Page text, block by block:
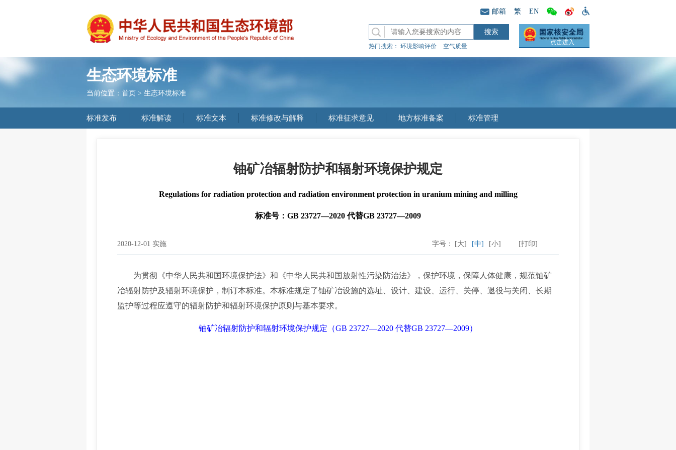
邮箱 繁 EN
热门搜索： 环境影响评价 空气质量
点击进入
生态环境标准
当前位置： 首页 > 生态环境标准
标准发布 标准解读 标准文本 标准修改与解释 标准征求意见 地方标准备案 标准管理
铀矿冶辐射防护和辐射环境保护规定
Regulations for radiation protection and radiation environment protection in uranium mining and milling
标准号：GB 23727—2020 代替GB 23727—2009
2020-12-01 实施 [打印]
字号： [大] [中] [小]
为贯彻《中华人民共和国环境保护法》和《中华人民共和国放射性污染防治法》，保护环境，保障人体健康，规范铀矿
冶辐射防护及辐射环境保护，制订本标准。本标准规定了铀矿冶设施的选址、设计、建设、运行、关停、退役与关闭、长期
监护等过程应遵守的辐射防护和辐射环境保护原则与基本要求。
铀矿冶辐射防护和辐射环境保护规定（GB 23727—2020 代替GB 23727—2009）